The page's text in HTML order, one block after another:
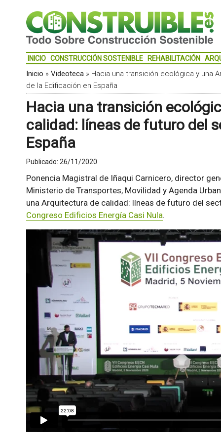
INICIO CONSTRUCCIÓN SOSTENIBLE REHABILITACIÓN
Inicio » Videoteca» Hacia una transición ecológica y una
de la Edificación en España
Hacia una transición
calidad: líneas de futuro del
España
Publicado: 26/11/2020
Ponencia Magistral de Iñaqui Carnicero, director
Ministerio de Transportes, Movilidad y Agenda
una Arquitectura de calidad: líneas de futuro del
Congreso Edificios Energía Casi Nula.